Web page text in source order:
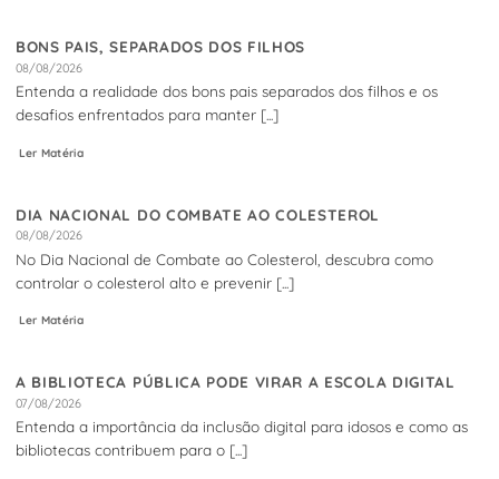
BONS PAIS, SEPARADOS DOS FILHOS
08/08/2026
Entenda a realidade dos bons pais separados dos filhos e os
desafios enfrentados para manter [...]
Ler Matéria
DIA NACIONAL DO COMBATE AO COLESTEROL
08/08/2026
No Dia Nacional de Combate ao Colesterol, descubra como
controlar o colesterol alto e prevenir [...]
Ler Matéria
A BIBLIOTECA PÚBLICA PODE VIRAR A ESCOLA DIGITAL
07/08/2026
Entenda a importância da inclusão digital para idosos e como as
bibliotecas contribuem para o [...]